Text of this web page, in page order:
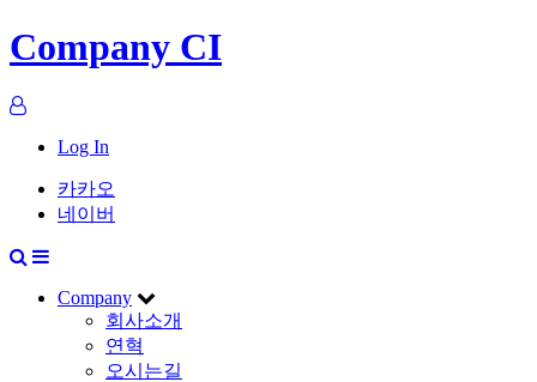
Company CI
Log In
카카오
네이버
Company
회사소개
연혁
오시는길